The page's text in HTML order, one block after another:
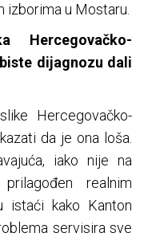
izborima u Mostaru.
Hercegovačko-
dijagnozu dali
Hercegovačko-
da je ona loša.
iako nije na
realnim
istaći kako Kanton
servisira sve